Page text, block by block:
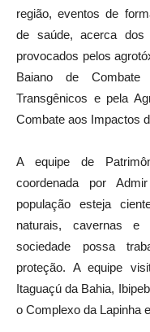
região, eventos de
de saúde, acerca
provocados pelos
Baiano de
Transgênicos e pela
Combate aos Impactos
A equipe de
coordenada por
população esteja
naturais, cavernas
sociedade possa
proteção. A equipe
Itaguaçú da Bahia,
o Complexo da Lapinha